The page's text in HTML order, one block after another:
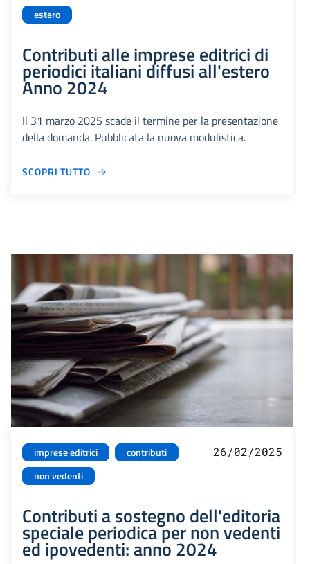
estero
Contributi alle imprese editrici di
periodici italiani diffusi all'estero
Anno 2024
Il 31 marzo 2025 scade il termine per la presentazione
della domanda. Pubblicata la nuova modulistica.
SCOPRI TUTTO
imprese editrici
contributi
non vedenti
26/02/2025
Contributi a sostegno dell'editoria
speciale periodica per non vedenti
ed ipovedenti: anno 2024